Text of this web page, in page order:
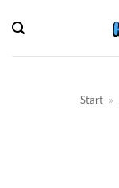
Inhalt
springen
Start »